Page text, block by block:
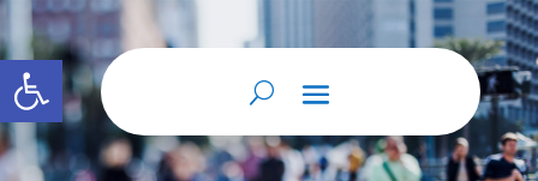
Abrir barra de herramientas